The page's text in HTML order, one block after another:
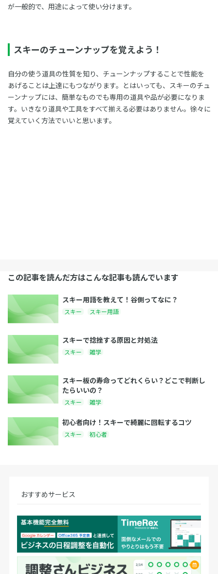
が一般的で、用途によって使い分けます。
スキーのチューンナップを覚えよう！
自分の使う道具の性質を知り、チューンナップすることで性能を
あげることは上達にもつながります。とはいっても、スキーのチュ
ーンナップには、簡単なものでも専用の道具や品が必要になりま
す。いきなり道具や工具をすべて揃える必要はありません。徐々に
覚えていく方法でいいと思います。
この記事を読んだ方はこんな記事も読んでいます
スキー用語を教えて！谷側ってなに？
スキー スキー用語
スキーで捻挫する原因と対処法
スキー 雑学
スキー板の寿命ってどれくらい？どこで判断し
たらいいの？
スキー 雑学
初心者向け！スキーで綺麗に回転するコツ
スキー 初心者
おすすめサービス